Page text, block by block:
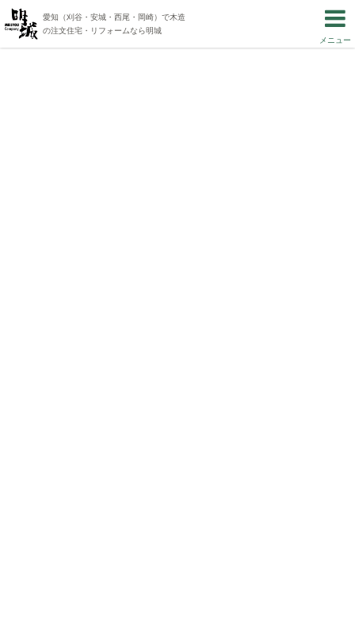
愛知（刈谷・安城・西尾・岡崎）で木造
の注文住宅・リフォームなら明城
メニュー